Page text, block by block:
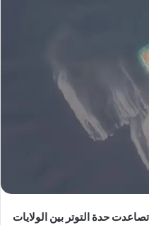
حدة التوتر بين الولايات